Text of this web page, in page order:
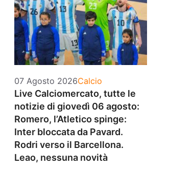
07 Agosto 2026Categorie
Calcio
Live Calciomercato, tutte le
notizie di giovedì 06 agosto:
Romero, l’Atletico spinge:
Inter bloccata da Pavard.
Rodri verso il Barcellona.
Leao, nessuna novità